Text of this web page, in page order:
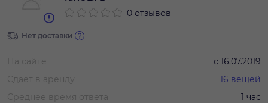
0 отзывов
Нет доставки
На сайте с 16.07.2019
Сдает в аренду
16 вещей
Среднее время ответа
1 час